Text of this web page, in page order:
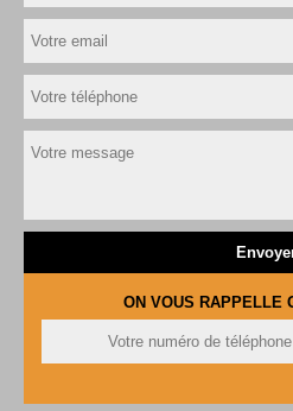
ON VOUS RAPPELLE